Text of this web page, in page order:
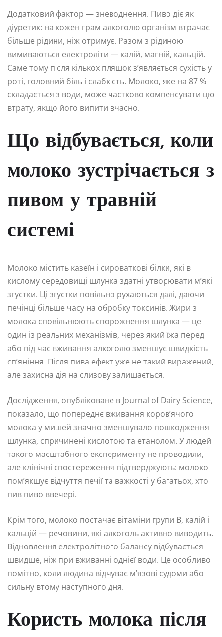
Додатковий фактор — зневоднення. Пиво діє як
діуретик: на кожен грам алкоголю організм втрачає
більше рідини, ніж отримує. Разом з рідиною
вимиваються електроліти — калій, магній, кальцій.
Саме тому після кількох пляшок з’являється сухість у
роті, головний біль і слабкість. Молоко, яке на 87 %
складається з води, може частково компенсувати цю
втрату, якщо його випити вчасно.
Що відбувається, коли
молоко зустрічається з
пивом у травній
системі
Молоко містить казеїн і сироваткові білки, які в
кислому середовищі шлунка здатні утворювати м’які
згустки. Ці згустки повільно рухаються далі, даючи
печінці більше часу на обробку токсинів. Жири з
молока сповільнюють спорожнення шлунка — це
один із реальних механізмів, через який їжа перед
або під час вживання алкоголю зменшує швидкість
сп’яніння. Після пива ефект уже не такий виражений,
але захисна дія на слизову залишається.
Дослідження, опубліковане в Journal of Dairy Science,
показало, що попереднє вживання коров’ячого
молока у мишей значно зменшувало пошкодження
шлунка, спричинені кислотою та етанолом. У людей
такого масштабного експерименту не проводили,
але клінічні спостереження підтверджують: молоко
пом’якшує відчуття печії та важкості у багатьох, хто
пив пиво ввечері.
Крім того, молоко постачає вітаміни групи B, калій і
кальцій — речовини, які алкоголь активно виводить.
Відновлення електролітного балансу відбувається
швидше, ніж при вживанні однієї води. Це особливо
помітно, коли людина відчуває м’язові судоми або
сильну втому наступного дня.
Користь молока після